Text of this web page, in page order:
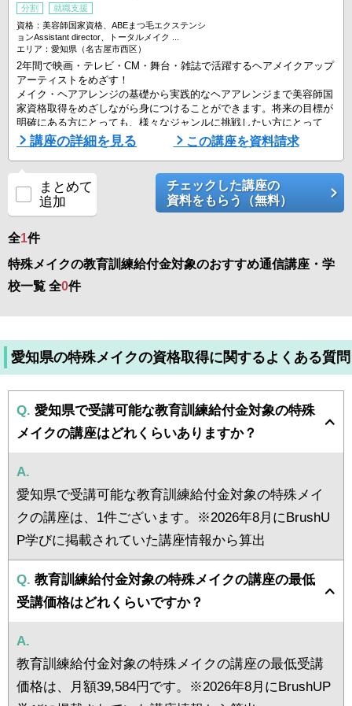
分割
就職支援
資格：美容師国家資格、ABEまつ毛エクステンシ
ョンAssistant director、トータルメイク ...
エリア：愛知県（名古屋市西区）
2年間で映画・テレビ・CM・舞台・雑誌で活躍するヘアメイクアップ
アーティストをめざす！
メイク・ヘアアレンジの基礎から実践的なヘアアレンジまで美容師国
家資格取得をめざしながら身につけることができます。将来の目標が
明確にある方にとっても、様々なジャンルに挑戦したい方にとって
も、あなたの可能性を広げる学習ができます。
ヘアメイク科では、さまざまなシーンに合わせた実践的なヘアメイク
の技術を学べます。和装メイクや着付け、また映画やドラマ、演劇や
ミュージカルで必要とされる特殊メイクの技術を身につけられます ...
講座の詳細を見る この講座を資料請求
まとめて
追加
チェックした講座の
資料をもらう（無料）
全1件
特殊メイクの教育訓練給付金対象のおすすめ通信講座・学
校一覧 全0件
愛知県の特殊メイクの資格取得に関するよくある質問
Q. 愛知県で受講可能な教育訓練給付金対象の特殊
メイクの講座はどれくらいありますか？
A.
愛知県で受講可能な教育訓練給付金対象の特殊メイ
クの講座は、1件ございます。※2026年8月にBrushU
P学びに掲載されていた講座情報から算出
Q. 教育訓練給付金対象の特殊メイクの講座の最低
受講価格はどれくらいですか？
A.
教育訓練給付金対象の特殊メイクの講座の最低受講
価格は、月額39,584円です。※2026年8月にBrushUP